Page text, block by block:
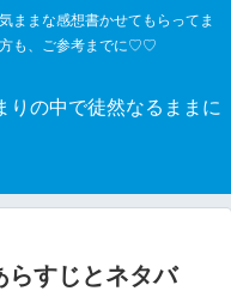
ままな感想書かせてもらってま
も、ご参考までに♡♡
の中で徒然なるままに
らすじとネタバ